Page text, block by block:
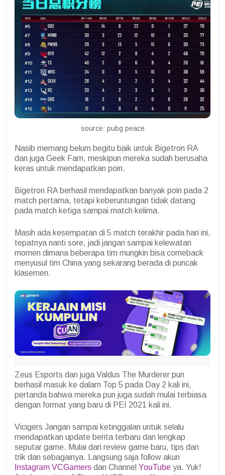
source: pubg peace
Nasib memang belum begitu baik untuk Bigetron RA
dan juga Geek Fam, meskipun mereka sudah berusaha
keras untuk mendapatkan poin.
Bigetron RA berhasil mendapatkan banyak poin pada 2
match pertama, tetapi keberuntungan tidak datang
pada match ketiga sampai match kelima.
Masih ada kesempatan di 5 match terakhir pada hari ini,
tepatnya nanti sore, jadi jangan sampai kelewatan
momen dimana beberapa tim mungkin bisa comeback
menyusul tim China yang sekarang berada di puncak
klasemen.
Zeus Esports dan juga Valdus The Murderer pun
berhasil masuk ke dalam Top 5 pada Day 2 kali ini,
pertanda bahwa mereka pun juga sudah mulai terbiasa
dengan format yang baru di PEI 2021 kali ini.
Vicigers Jangan sampai ketinggalan untuk selalu
mendapatkan update berita terbaru dan lengkap
seputar game. Mulai dari review game baru, tips dan
trik dan sebagainya. Langsung saja follow akun
Instagram VCGamers dan Channel YouTube ya. Yuk!